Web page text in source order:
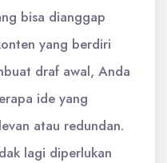
bisa dianggap
yang berdiri
draf awal, Anda
ide yang
atau redundan.
lagi diperlukan